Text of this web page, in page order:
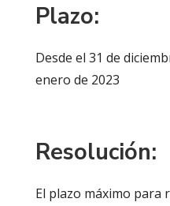
Plazo:
Desde el 31 de
enero de 2023
Resolución:
El plazo máximo para